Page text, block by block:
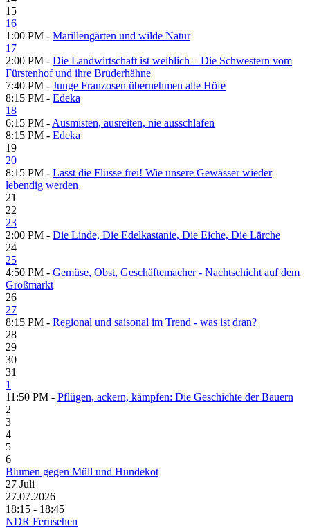
15
16
1:00 PM - Marillengärten und wilde Natur
17
2:00 PM - Die Landwirtschaft ist weiblich – Die Schwestern vom
Fürstenhof und ihre Brüderhähne
7:40 PM - Junge Franzosen übernehmen alte Höfe
8:15 PM - Edeka
18
6:15 PM - Ausmisten, ausreiten, nie ausschlafen
8:15 PM - Edeka
19
20
8:15 PM - Lasst die Flüsse frei! Wie unsere Gewässer wieder
lebendig werden
21
22
23
2:00 PM - Die Linde, Die Edelkastanie, Die Eiche, Die Lärche
24
25
4:50 PM - Gemüse, Obst, Geschäftemacher - Nachtschicht auf dem
Großmarkt
26
27
8:15 PM - Regional und saisonal im Trend - was ist dran?
28
29
30
31
1
11:50 PM - Pflügen, ackern, kämpfen: Die Geschichte der Bauern
2
3
4
5
6
Blumen gegen Müll und Hundekot
27 Juli
27.07.2026
18:15 - 18:45
NDR Fernsehen